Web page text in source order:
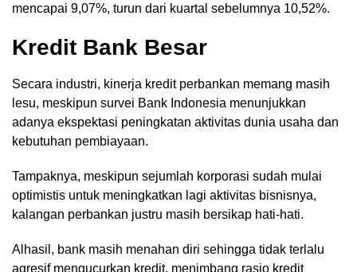
mencapai 9,07%, turun dari kuartal sebelumnya 10,52%.
Kredit Bank Besar
Secara industri, kinerja kredit perbankan memang masih
lesu, meskipun survei Bank Indonesia menunjukkan
adanya ekspektasi peningkatan aktivitas dunia usaha dan
kebutuhan pembiayaan.
Tampaknya, meskipun sejumlah korporasi sudah mulai
optimistis untuk meningkatkan lagi aktivitas bisnisnya,
kalangan perbankan justru masih bersikap hati-hati.
Alhasil, bank masih menahan diri sehingga tidak terlalu
agresif mengucurkan kredit, menimbang rasio kredit